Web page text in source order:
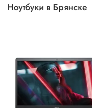
Ноутбуки в Брянске